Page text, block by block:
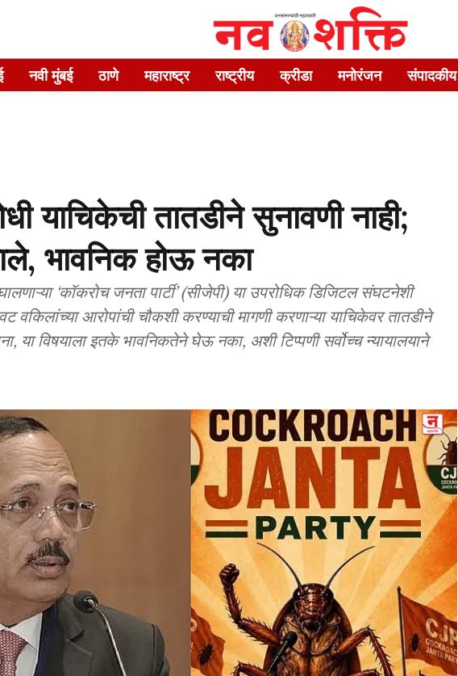
नवी मुंबई ठाणे महाराष्ट्र राष्ट्रीय क्रीडा मनोरंजन संपादकीय
याचिकेची तातडीने सुनावणी नाही;
भावनिक होऊ नका
‘कॉकरोच जनता पार्टी’ (सीजेपी) या उपरोधिक डिजिटल संघटनेशी
आरोपांची चौकशी करण्याची मागणी करणाऱ्या याचिकेवर तातडीने
या विषयाला इतके भावनिकतेने घेऊ नका, अशी टिप्पणी सर्वोच्च न्यायालयाने